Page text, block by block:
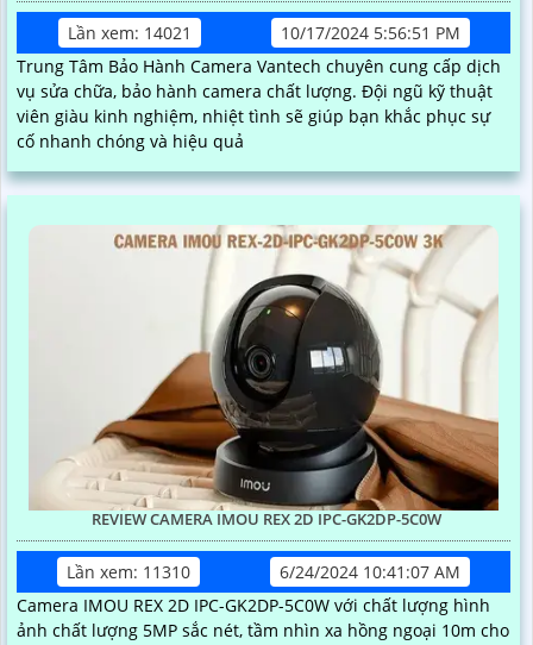
Lần xem: 14021
10/17/2024 5:56:51 PM
Trung Tâm Bảo Hành Camera Vantech chuyên cung cấp dịch
vụ sửa chữa, bảo hành camera chất lượng. Đội ngũ kỹ thuật
viên giàu kinh nghiệm, nhiệt tình sẽ giúp bạn khắc phục sự
cố nhanh chóng và hiệu quả
REVIEW CAMERA IMOU REX 2D IPC-GK2DP-5C0W
Lần xem: 11310
6/24/2024 10:41:07 AM
Camera IMOU REX 2D IPC-GK2DP-5C0W với chất lượng hình
ảnh chất lượng 5MP sắc nét, tầm nhìn xa hồng ngoại 10m cho